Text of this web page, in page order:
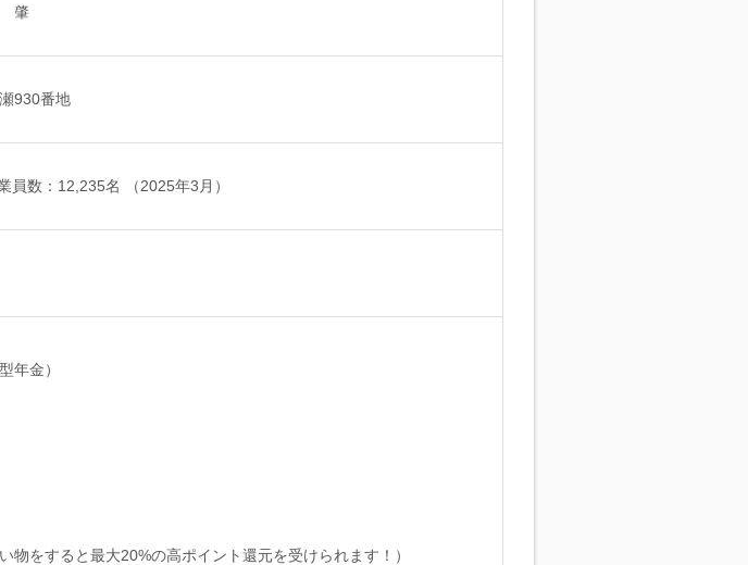
肇
930番地
員数：12,235名 （2025年3月）
年金）
物をすると最大20%の高ポイント還元を受けられます！）